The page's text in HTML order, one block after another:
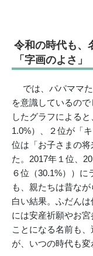
令和の時代も、
「字画のよさ」
では、パパママた
を意識しているの
したグラフによる
1.0%）、２位が「
位は「お子さまの
た。2017年１位、
６位（30.1%））
も、親たちは昔な
白い結果。ふだん
には安産祈願やお
ことになる名前も
が、いつの時代も変